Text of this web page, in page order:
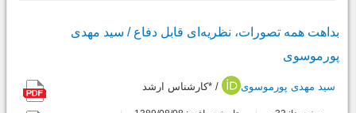
بداهت همه تصورات، نظریه‌ای قابل دفاع / سید مهدی
پورموسوی
سید مهدی پورموسوی / *کارشناس ارشد